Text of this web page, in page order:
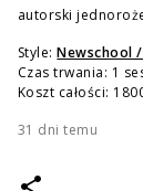
autorski
Style: Newschool
Czas trwania: 1
Koszt całości:
31 dni temu